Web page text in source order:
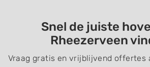
Snel de juiste
Rheezerveen
Vraag gratis en vrijblijvend offertes